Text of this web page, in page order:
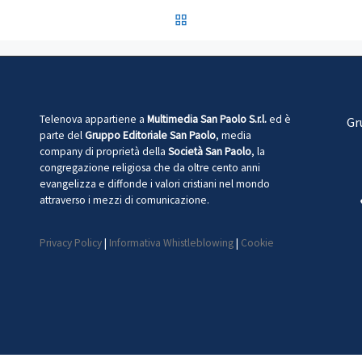
Telenova appartiene a Multimedia San Paolo S.r.l.ed è
parte delGruppo Editoriale San Paolo, media
company di proprietà della Società San Paolo, la
congregazione religiosa che da oltre cento anni
evangelizza e diffonde i valori cristiani nel mondo
attraverso i mezzi di comunicazione.
Privacy Policy Informativa Whistleblowing Cookie